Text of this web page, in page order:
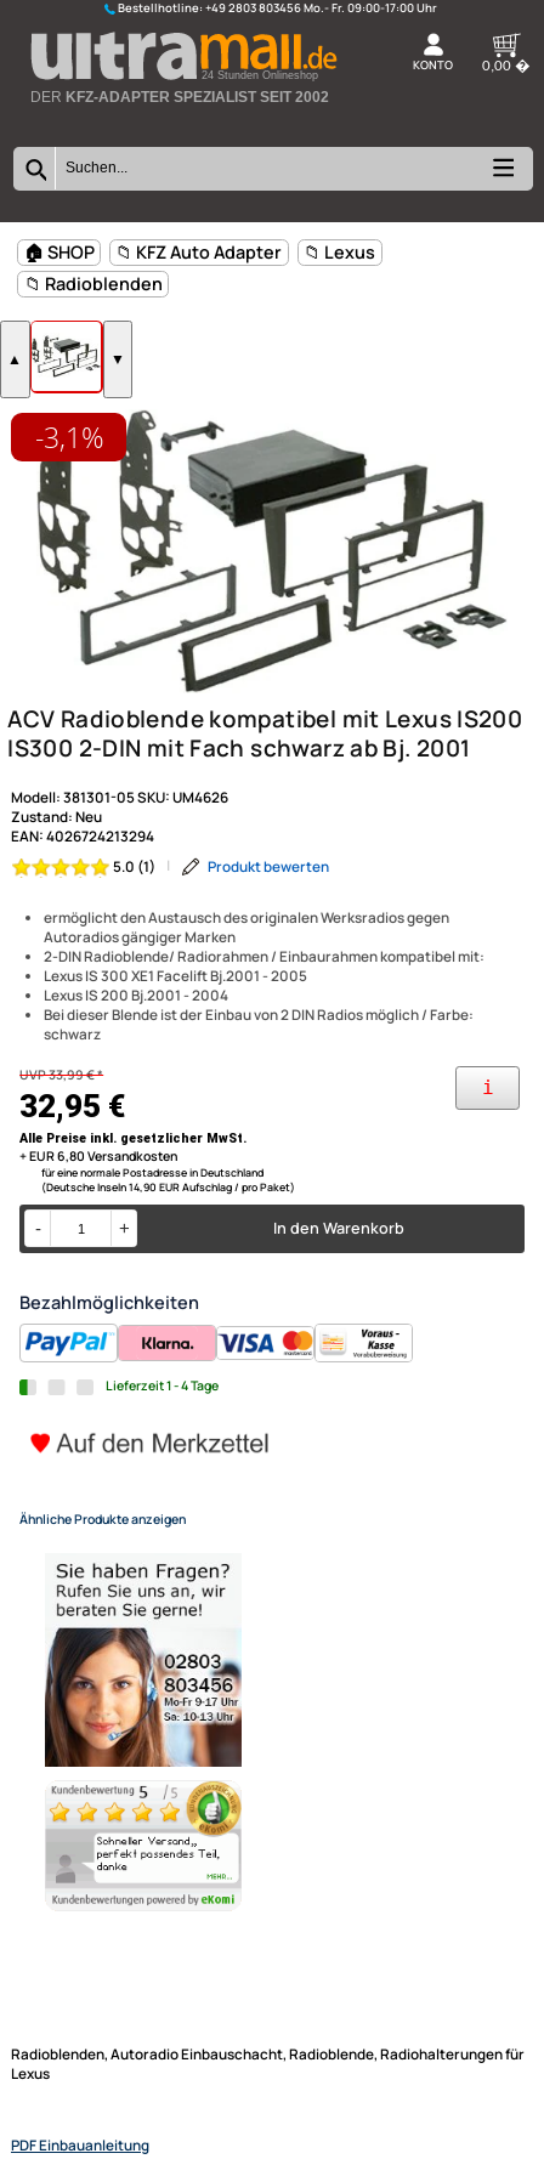
Bestellhotline:+49 2803 803456
24 Stunden Onlineshop
🏠 SHOP 📁 KFZ Auto Adapter
📁 Radioblenden
▲ ▼
-3,1%
ACV Radioblende
IS300 2-DIN mit Fach
ermöglicht den Austausch des originalen Werksradios gegen
Autoradios gängiger Marken
2-DIN Radioblende/ Radiorahmen / Einbaurahmen kompatibel mit:
Lexus IS 300 XE1 Facelift Bj.2001 - 2005
Lexus IS 200 Bj.2001 - 2004
Bei dieser Blende ist der Einbau von 2 DIN Radios möglich / Farbe:
schwarz
Zustand: Neu
EAN:4026724213294
5.0 (1) | Produkt bewerten
UVP 33,99 € *
32,95 €
für eine normale Postadresse in Deutschland
- +
Bezahlmöglichkeiten
Lieferzeit 1 - 4 Tage
Ähnliche Produkte anzeigen